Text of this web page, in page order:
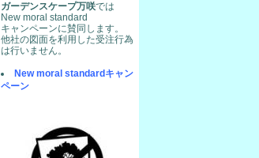
ガーデンスケープ万咲では
New moral standard
キャンペーンに賛同します。
他社の図面を利用した受注行為
は行いません。
New moral standardキャン
ペーン